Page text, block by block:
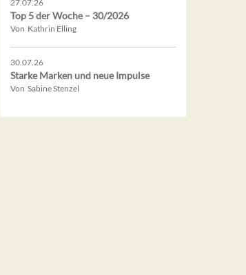
27.07.26
Top 5 der Woche – 30/2026
Von Kathrin Elling
30.07.26
Starke Marken und neue Impulse
Von Sabine Stenzel